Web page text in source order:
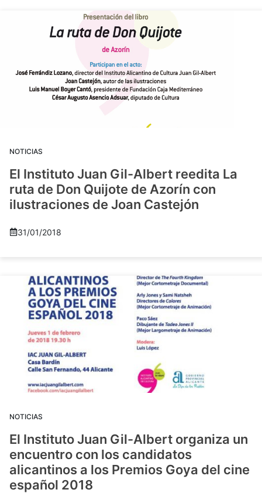
NOTICIAS
El Instituto Juan Gil-Albert reedita La
ruta de Don Quijote de Azorín con
ilustraciones de Joan Castejón
31/01/2018
NOTICIAS
El Instituto Juan Gil-Albert organiza un
encuentro con los candidatos
alicantinos a los Premios Goya del cine
español 2018